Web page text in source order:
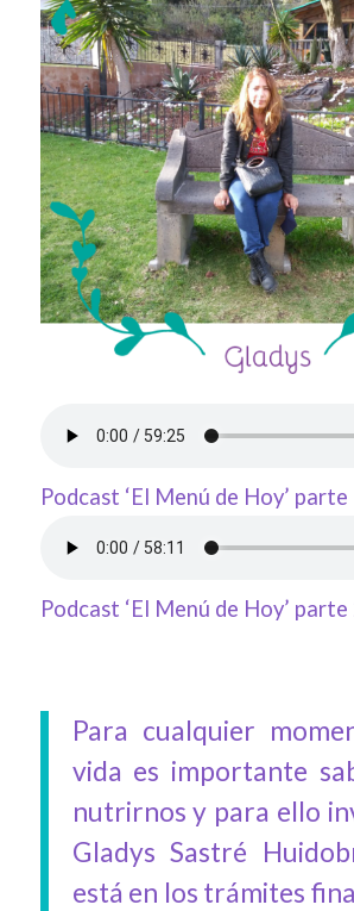
Podcast ‘El Menú de Hoy’ parte
Podcast ‘El Menú de Hoy’ parte
Para cualquier
vida es importante
nutrirnos y para ello
Gladys Sastré
está en los trámites